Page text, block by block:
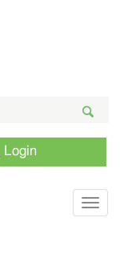
Login